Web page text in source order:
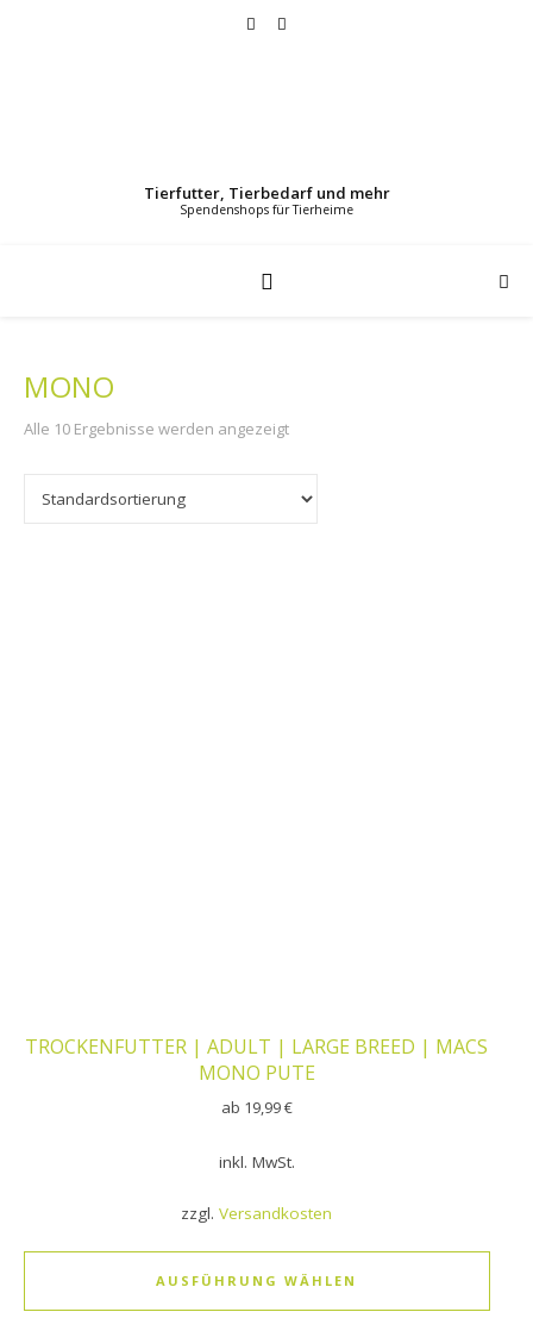
Tierfutter, Tierbedarf und mehr
MONO
Alle 10 Ergebnisse werden angezeigt
TROCKENFUTTER | ADULT | LARGE BREED | MACS
MONO PUTE
ab 19,99€
inkl. MwSt.
zzgl.Versandkosten
AUSFÜHRUNG WÄHLEN